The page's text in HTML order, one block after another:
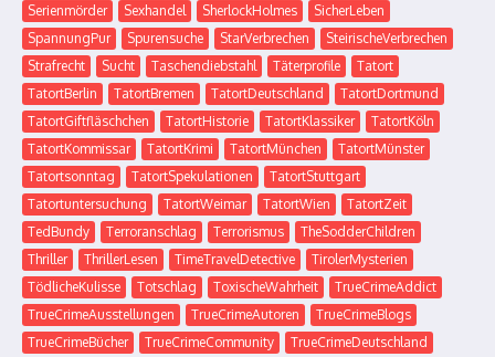
Serienmörder
Sexhandel SherlockHolmes
SicherLeben
SpannungPur
Spurensuche StarVerbrechen
SteirischeVerbrechen
Strafrecht
Sucht Taschendiebstahl Täterprofile
Tatort
TatortBerlin
TatortBremen TatortDeutschland
TatortDortmund
TatortGiftfläschchen
TatortHistorie TatortKlassiker
TatortKöln
TatortKommissar
TatortKrimi TatortMünchen
TatortMünster
Tatortsonntag
TatortSpekulationen
TatortStuttgart
Tatortuntersuchung
TatortWeimar TatortWien
TatortZeit
TedBundy
Terroranschlag Terrorismus
TheSodderChildren
Thriller
ThrillerLesen TimeTravelDetective
TirolerMysterien
TödlicheKulisse
Totschlag ToxischeWahrheit
TrueCrimeAddict
TrueCrimeAusstellungen
TrueCrimeAutoren
TrueCrimeBlogs
TrueCrimeBücher
TrueCrimeCommunity
TrueCrimeDeutschland